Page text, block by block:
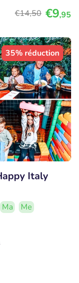
€14,50 €9,95
35% réduction
Italy
Ma
Me